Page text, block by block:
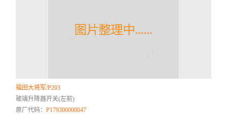
福田大将军/P203
玻璃升降器开关(左前)
原厂代码：P179300000047